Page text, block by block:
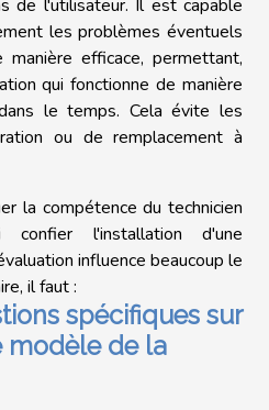
de l'utilisateur. Il est capable
les problèmes éventuels
efficace, permettant,
qui fonctionne de manière
le temps. Cela évite les
ou de remplacement à
la compétence du technicien
l'installation d'une
influence beaucoup le
il faut :
spécifiques sur
modèle de la